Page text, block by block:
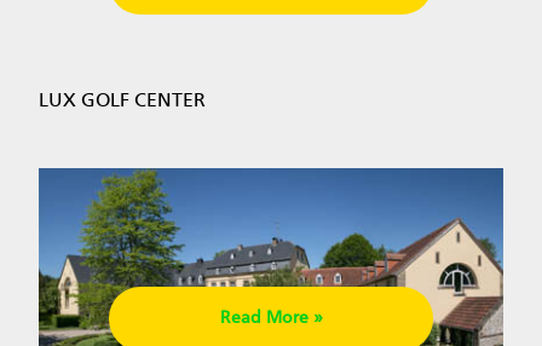
LUX GOLF CENTER
Read More »